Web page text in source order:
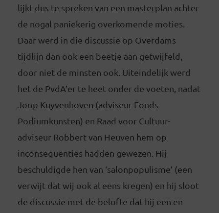
lijkt dus te spreken van een masterplan achter
de nogal paniekerig overkomende moties.
Daar werd in die discussie op Overdams
tijdlijn dan ook een beetje aan getwijfeld,
door niet de minsten ook. Uiteindelijk werd
het de PvdA’er te heet onder de voeten, nadat
Joop Kuyvenhoven (adviseur Fonds
Podiumkunsten) en Raad voor Cultuur-
adviseur Robbert van Heuven hem op
inconsequenties hadden gewezen. Hij
beschuldigde hen van ‘salonpopulisme’ (een
verwijt dat wij ook al eens kregen) en hij sloot
de discussie met de belofte dat hij een en